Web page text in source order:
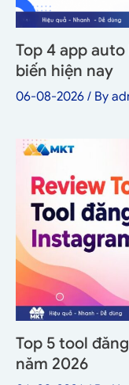
Top 4 app
biến hiện nay
06-08-2026 / By
Top 5 tool
năm 2026